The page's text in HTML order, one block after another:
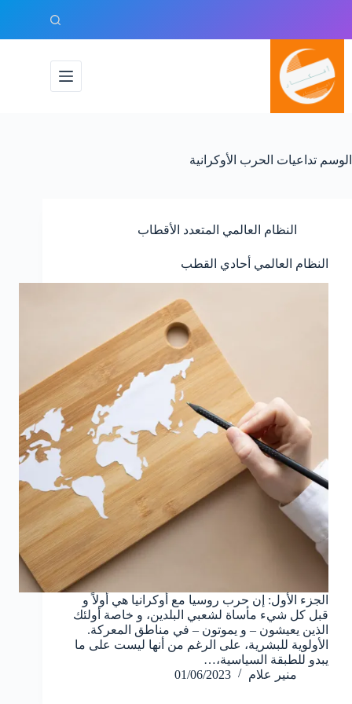
المحتوى
الوسم تداعيات الحرب الأوكرانية
النظام العالمي المتعدد الأقطاب
النظام العالمي أحادي القطب
الجزء الأول: إن حرب روسيا مع أوكرانيا هي أولاً و
قبل كل شيء مأساة لشعبي البلدين، و خاصة أولئك
الذين يعيشون – و يموتون – في مناطق المعركة.
الأولوية للبشرية، على الرغم من أنها ليست على ما
يبدو للطبقة السياسية،…
منير علام
01/06/2023